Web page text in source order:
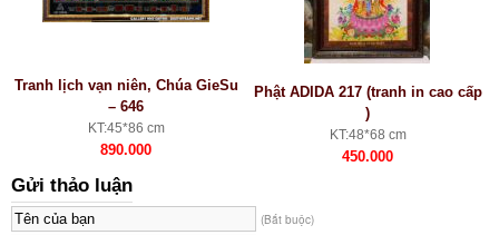
Tranh lịch vạn niên, Chúa GieSu
– 646
KT:45*86 cm
890.000
Phật ADIDA 217 (tranh in cao cấp
)
KT:48*68 cm
450.000
Gửi thảo luận
(Bắt buộc)